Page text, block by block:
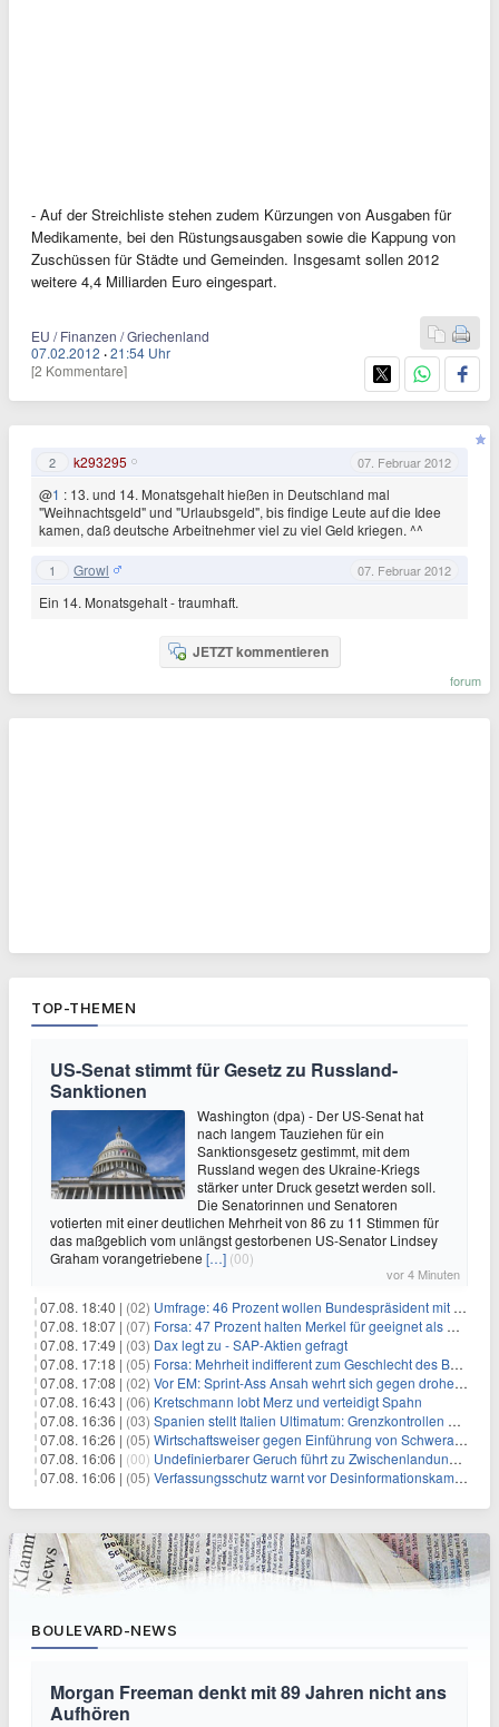
- Auf der Streichliste stehen zudem Kürzungen von Ausgaben für
Medikamente, bei den Rüstungsausgaben sowie die Kappung von
Zuschüssen für Städte und Gemeinden. Insgesamt sollen 2012
weitere 4,4 Milliarden Euro eingespart.
EU / Finanzen / Griechenland
07.02.2012 ·21:54 Uhr
[2 Kommentare]
2 k293295 07. Februar 2012
@1 : 13. und 14. Monatsgehalt hießen in Deutschland mal
"Weihnachtsgeld" und "Urlaubsgeld", bis findige Leute auf die Idee
kamen, daß deutsche Arbeitnehmer viel zu viel Geld kriegen. ^^
1 Growl 07. Februar 2012
Ein 14. Monatsgehalt - traumhaft.
JETZT kommentieren
forum
TOP-THEMEN
US-Senat stimmt für Gesetz zu Russland-
Sanktionen
Washington (dpa) - Der US-Senat hat
nach langem Tauziehen für ein
Sanktionsgesetz gestimmt, mit dem
Russland wegen des Ukraine-Kriegs
stärker unter Druck gesetzt werden soll.
Die Senatorinnen und Senatoren
votierten mit einer deutlichen Mehrheit von 86 zu 11 Stimmen für
das maßgeblich vom unlängst gestorbenen US-Senator Lindsey
Graham vorangetriebene […] (00)
vor 4 Minuten
07.08. 18:40 | (02) Umfrage: 46 Prozent wollen Bundespräsident mit Politik-Erfahrung
07.08. 18:07 | (07) Forsa: 47 Prozent halten Merkel für geeignet als Bundespräsidentin
07.08. 17:49 | (03) Dax legt zu - SAP-Aktien gefragt
07.08. 17:18 | (05) Forsa: Mehrheit indifferent zum Geschlecht des Bundespräsidenten
07.08. 17:08 | (02) Vor EM: Sprint-Ass Ansah wehrt sich gegen drohende Sperre
07.08. 16:43 | (06) Kretschmann lobt Merz und verteidigt Spahn
07.08. 16:36 | (03) Spanien stellt Italien Ultimatum: Grenzkontrollen beenden
07.08. 16:26 | (05) Wirtschaftsweiser gegen Einführung von Schwerarbeiter-Rente
07.08. 16:06 | (00) Undefinierbarer Geruch führt zu Zwischenlandung von Flieger
07.08. 16:06 | (05) Verfassungsschutz warnt vor Desinformationskampagne gegen Merz
BOULEVARD-NEWS
Morgan Freeman denkt mit 89 Jahren nicht ans
Aufhören